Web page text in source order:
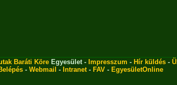
Baráti Köre Egyesület - Impresszum - Hír küldés -
- Webmail - Intranet- FAV - EgyesületOnline